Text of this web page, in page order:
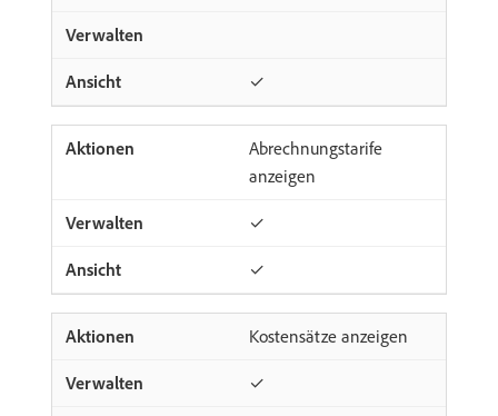
✓
Abrechnungstarife
anzeigen
✓
✓
Kostensätze anzeigen
✓